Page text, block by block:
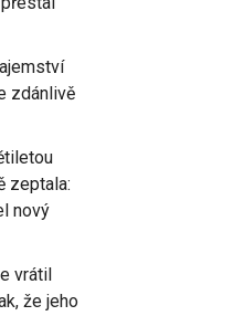
zdánlivě
zeptala:
nový
vrátil
že jeho